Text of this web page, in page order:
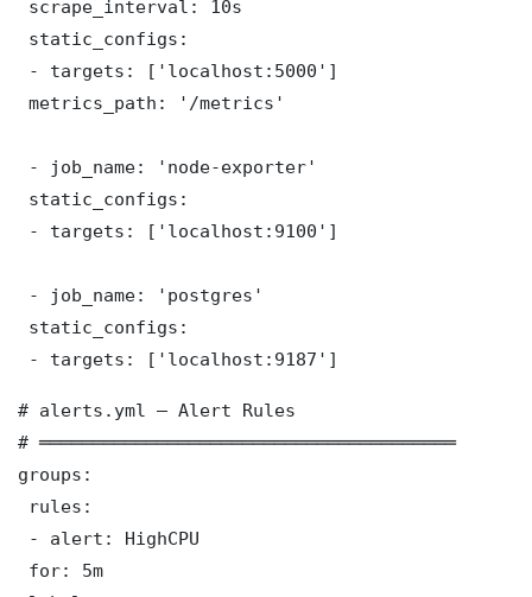
scrape_interval: 10s
static_configs:
- targets: ['localhost:5000']
metrics_path: '/metrics'
- job_name: 'node-exporter'
static_configs:
- targets: ['localhost:9100']
- job_name: 'postgres'
static_configs:
- targets: ['localhost:9187']
# alerts.yml — Alert Rules
# ═══════════════════════════════════════
groups:
rules:
- alert: HighCPU
for: 5m